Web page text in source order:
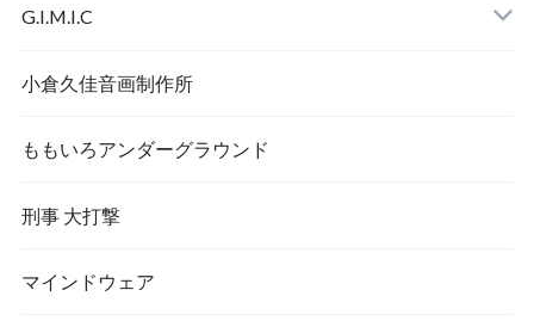
G.I.M.I.C
小倉久佳音画制作所
ももいろアンダーグラウンド
刑事 大打撃
マインドウェア